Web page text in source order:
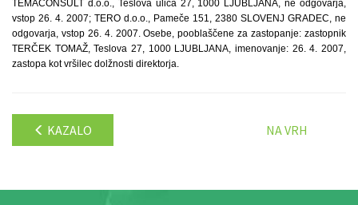
TEMACONSULT d.o.o., Teslova ulica 27, 1000 LJUBLJANA, ne odgovarja,
vstop 26. 4. 2007; TERO d.o.o., Pameče 151, 2380 SLOVENJ GRADEC, ne
odgovarja, vstop 26. 4. 2007. Osebe, pooblaščene za zastopanje: zastopnik
TERČEK TOMAŽ, Teslova 27, 1000 LJUBLJANA, imenovanje: 26. 4. 2007,
zastopa kot vršilec dolžnosti direktorja.
KAZALO NA VRH